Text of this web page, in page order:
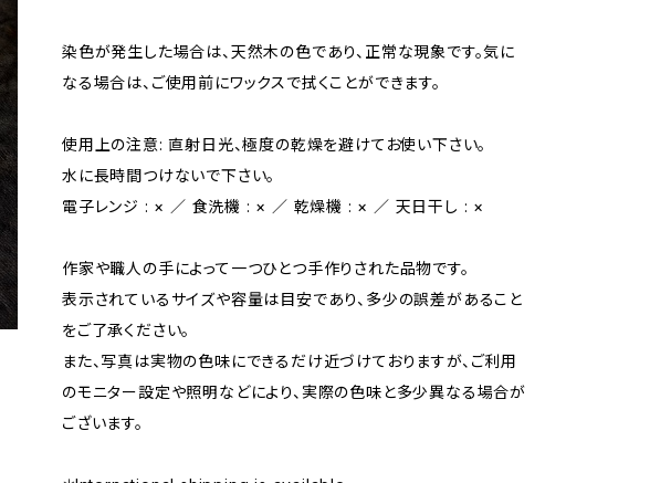
染色が発生した場合は、天然木の色であり、正常な現象です。気に
なる場合は、ご使用前にワックスで拭くことができます。
使用上の注意: 直射日光、極度の乾燥を避けてお使い下さい。
水に長時間つけないで下さい。
電子レンジ : × ／ 食洗機 : × ／ 乾燥機 : × ／ 天日干し : ×
作家や職人の手によって一つひとつ手作りされた品物です。
表示されているサイズや容量は目安であり、多少の誤差があること
をご了承ください。
また、写真は実物の色味にできるだけ近づけておりますが、ご利用
のモニター設定や照明などにより、実際の色味と多少異なる場合が
ございます。